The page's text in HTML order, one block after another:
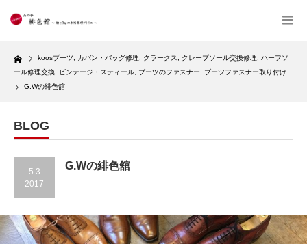
Home koosブーツ カバン・バッグ修理 クラークス クレープソール交換修理
ハーフソ
ール修理交換
ビンテージ・スティール ブーツのファスナー
ブーツファスナー取り付け
G.Wの緋色舘
BLOG
5.3
2017
G.Wの緋色舘